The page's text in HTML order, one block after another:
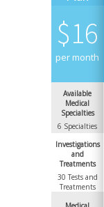
$16
per month
Available
Medical
Specialties
6 Specialties
Investigations
and
Treatments
30 Tests and
Treatments